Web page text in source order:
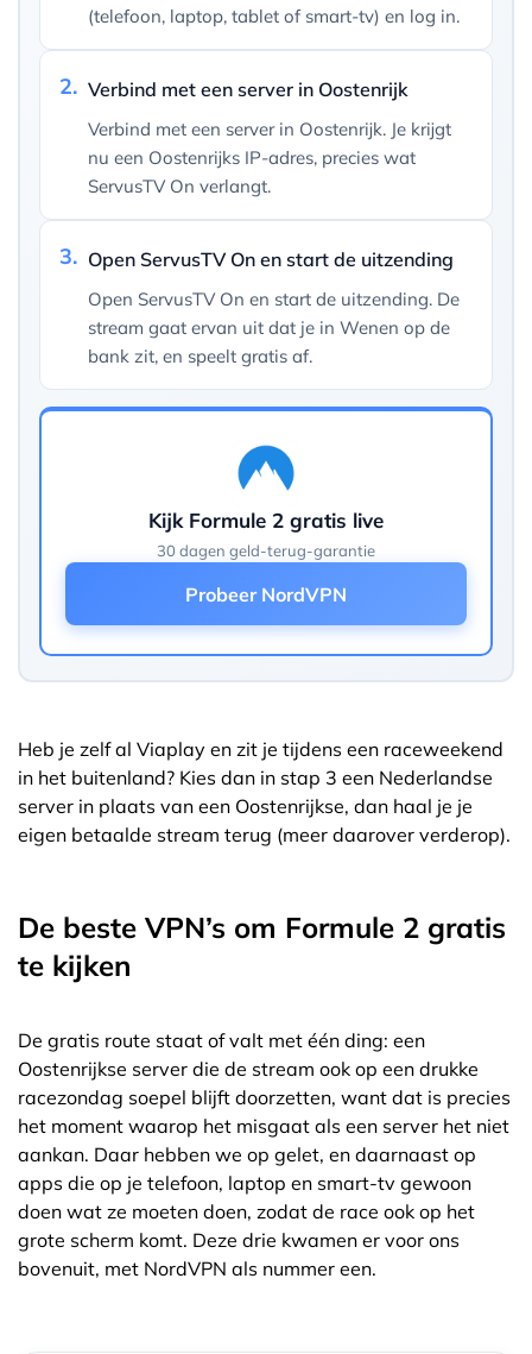
(telefoon, laptop, tablet of smart-tv) en log in.
2. Verbind met een server in Oostenrijk
Verbind met een server in Oostenrijk. Je krijgt
nu een Oostenrijks IP-adres, precies wat
ServusTV On verlangt.
3. Open ServusTV On en start de uitzending
Open ServusTV On en start de uitzending. De
stream gaat ervan uit dat je in Wenen op de
bank zit, en speelt gratis af.
Kijk Formule 2 gratis live
30 dagen geld-terug-garantie
Probeer NordVPN
Heb je zelf al Viaplay en zit je tijdens een raceweekend
in het buitenland? Kies dan in stap 3 een Nederlandse
server in plaats van een Oostenrijkse, dan haal je je
eigen betaalde stream terug (meer daarover verderop).
De beste VPN’s om Formule 2 gratis
te kijken
De gratis route staat of valt met één ding: een
Oostenrijkse server die de stream ook op een drukke
racezondag soepel blijft doorzetten, want dat is precies
het moment waarop het misgaat als een server het niet
aankan. Daar hebben we op gelet, en daarnaast op
apps die op je telefoon, laptop en smart-tv gewoon
doen wat ze moeten doen, zodat de race ook op het
grote scherm komt. Deze drie kwamen er voor ons
bovenuit, met NordVPN als nummer een.